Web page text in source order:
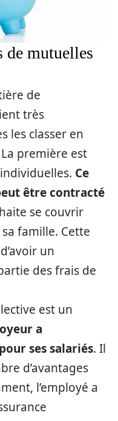
de mutuelles
de
très
les classer en
première est
Ce
être contracté
se couvrir
famille. Cette
un
des frais de
est un
a
ses salariés. Il
d’avantages
l’employé a